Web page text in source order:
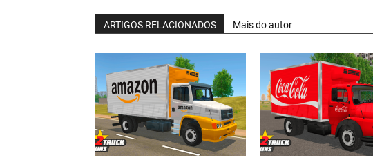
ARTIGOS RELACIONADOS Mais do autor